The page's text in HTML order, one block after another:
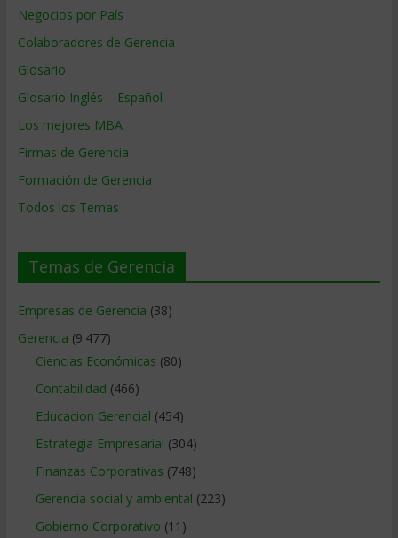
Negocios por País
Colaboradores de Gerencia
Glosario
Glosario Inglés – Español
Los mejores MBA
Firmas de Gerencia
Formación de Gerencia
Todos los Temas
Temas de Gerencia
Empresas de Gerencia (38)
Gerencia (9.477)
Ciencias Económicas (80)
Contabilidad (466)
Educacion Gerencial (454)
Estrategia Empresarial (304)
Finanzas Corporativas (748)
Gerencia social y ambiental (223)
Gobierno Corporativo (11)